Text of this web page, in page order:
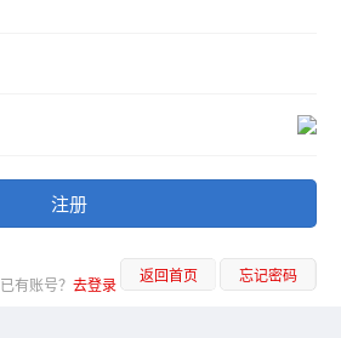
注册
已有账号？ 去登录 返回首页 忘记密码